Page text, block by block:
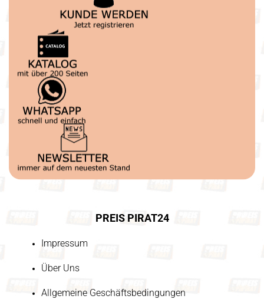
PREIS PIRAT24
Impressum
Über Uns
Allgemeine Geschäftsbedingungen